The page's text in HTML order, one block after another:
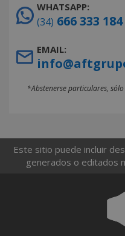
WHATSAPP:
(34) 666 333 184
EMAIL:
*Abstenerse particulares,
Este sitio puede incluir
generados o editados